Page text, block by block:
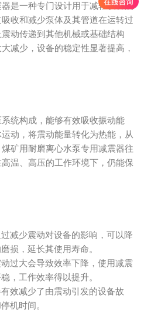
是一种专门设计用于减轻设备震
收和减少泵体及其管道在运转过
动传递到其他机械或基础结构
减少，设备的稳定性显著提高，
统构成，能够有效吸收振动能
动，将震动能量转化为热能，从
矿用耐磨离心水泵专用减震器往
温、高压的工作环境下，仍能保
减少震动对设备的影响，可以降
损，延长其使用寿命。
过大会导致效率下降，使用减震
，工作效率得以提升。
效减少了由震动引发的设备故
机时间。